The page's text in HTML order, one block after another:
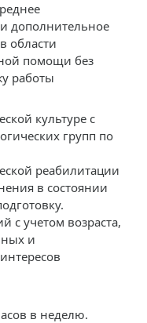
дополнительное
области
помощи без
работы
культуре с
групп по
реабилитации
в состоянии
с учетом возраста,
и
в неделю.